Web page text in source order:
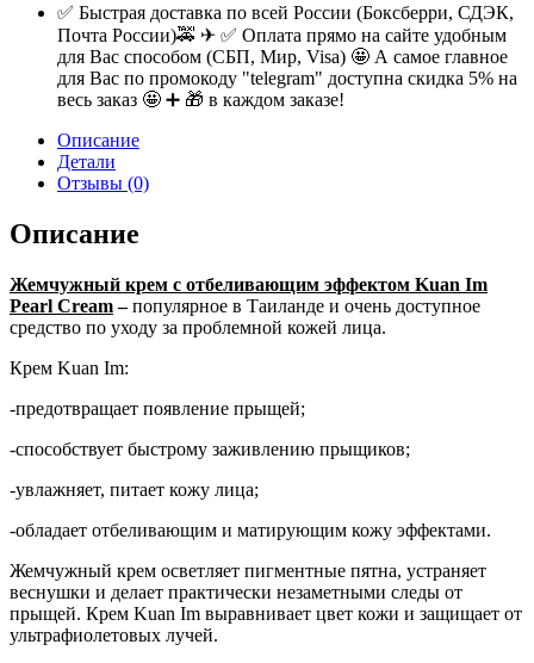
✅ Быстрая доставка по всей России (Боксберри, СДЭК,
Почта России)🚕 ✈ ✅ Оплата прямо на сайте удобным
для Вас способом (СБП, Мир, Visa) 🤩 А самое главное
для Вас по промокоду "telegram" доступна скидка 5% на
весь заказ 🤩 ➕ 🎁 в каждом заказе!
Описание
Детали
Отзывы (0)
Описание
Жемчужный крем с отбеливающим эффектом Kuan Im
Pearl Cream–популярное в Таиланде и очень доступное
средство по уходу за проблемной кожей лица.
Крем Kuan Im:
-предотвращает появление прыщей;
-способствует быстрому заживлению прыщиков;
-увлажняет, питает кожу лица;
-обладает отбеливающим и матирующим кожу эффектами.
Жемчужный крем осветляет пигментные пятна, устраняет
веснушки и делает практически незаметными следы от
прыщей. Крем Kuan Im выравнивает цвет кожи и защищает от
ультрафиолетовых лучей.